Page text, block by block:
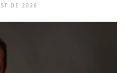
DE 2026